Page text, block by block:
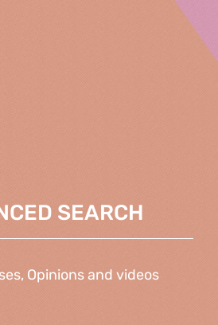
SEARCH
Opinions and videos